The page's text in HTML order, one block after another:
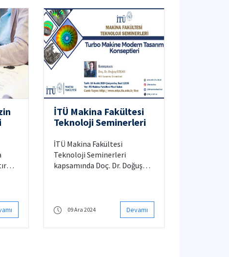
fikir
sundukları seminerler Makina
Fakültesi bünyesinde
katılımcılarla buluşmaktadır.
İTÜ Makina Fakültesi
Teknoloji Seminerleri
İTÜ Makina Fakültesi
Teknoloji Seminerleri
kapsamında Doç. Dr. Doğuş
seminer düzenlenecektir.
Detaylı bilgi için tıklayınız.
09 Ara 2024 Devamı